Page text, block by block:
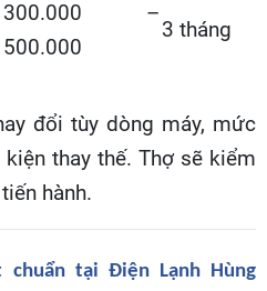
300.000 –
500.000
3 tháng
đổi tùy dòng máy, mức
thay thế. Thợ sẽ kiểm
hành.
tại Điện Lạnh Hùng